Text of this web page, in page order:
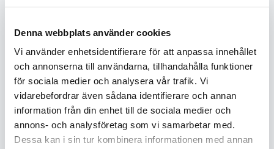
Denna webbplats använder cookies
Vi använder enhetsidentifierare för att anpassa innehållet
och annonserna till användarna, tillhandahålla funktioner
för sociala medier och analysera vår trafik. Vi
vidarebefordrar även sådana identifierare och annan
information från din enhet till de sociala medier och
annons- och analysföretag som vi samarbetar med.
Dessa kan i sin tur kombinera informationen med annan
Vad är en tanktömningsstation?
Var placeras en tanktömningsstation?
Vilket underhåll kräver en
tanktömningsstation?